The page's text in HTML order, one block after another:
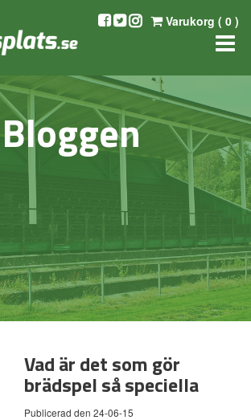
Varukorg ( 0 )
Bloggen
Vad är det som gör
brädspel så speciella
Publicerad den 24-06-15